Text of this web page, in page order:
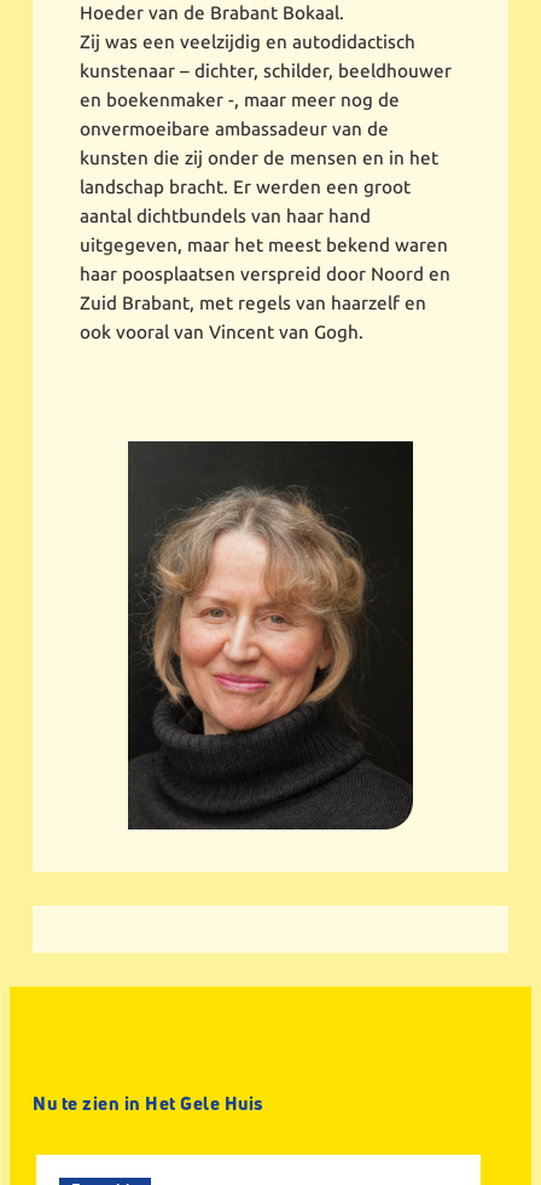
Hoeder van de Brabant Bokaal.
Zij was een veelzijdig en autodidactisch
kunstenaar – dichter, schilder, beeldhouwer
en boekenmaker -, maar meer nog de
onvermoeibare ambassadeur van de
kunsten die zij onder de mensen en in het
landschap bracht. Er werden een groot
aantal dichtbundels van haar hand
uitgegeven, maar het meest bekend waren
haar poosplaatsen verspreid door Noord en
Zuid Brabant, met regels van haarzelf en
ook vooral van Vincent van Gogh.
Nu te zien in Het Gele Huis